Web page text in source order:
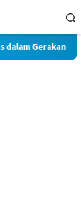
Gerakan Pangan